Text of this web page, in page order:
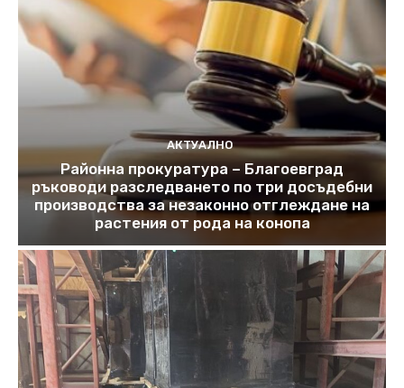
АКТУАЛНО
Районна прокуратура – Благоевград
ръководи разследването по три досъдебни
производства за незаконно отглеждане на
растения от рода на конопа